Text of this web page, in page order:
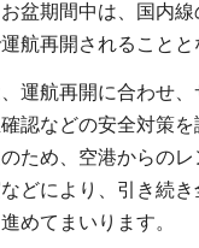
盆期間中は、国内
航再開されることと
運航再開に合わせ
認などの安全対策を
ため、空港からの
どにより、引き続
めてまいります。